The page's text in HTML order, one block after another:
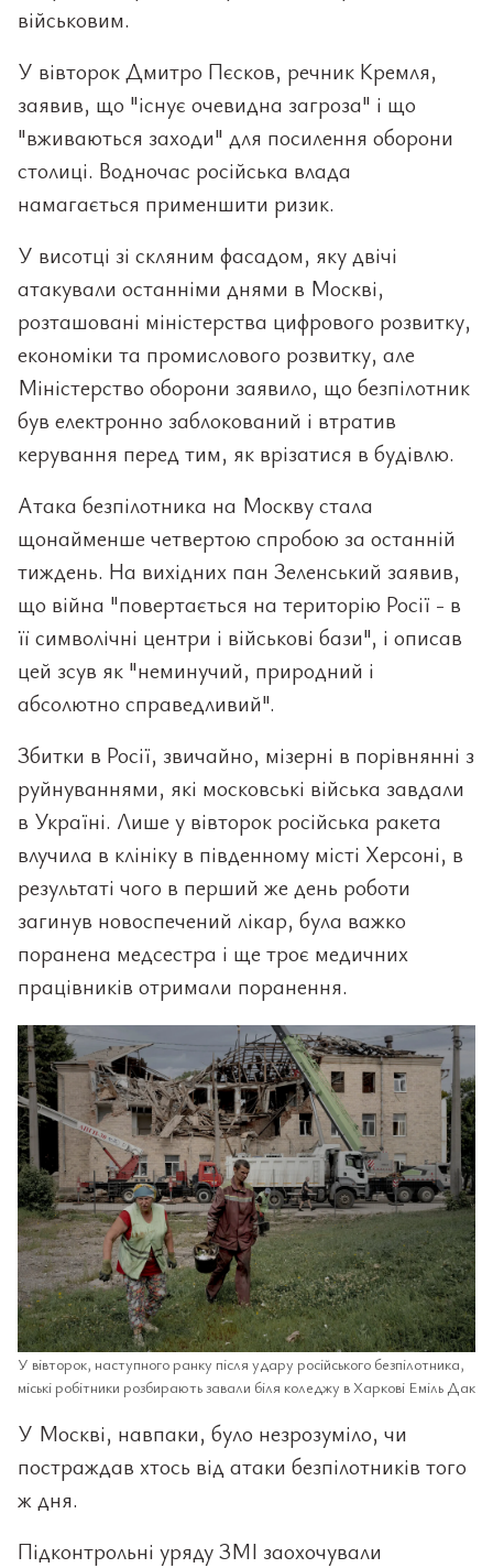
військовим.
У вівторок Дмитро Пєсков, речник Кремля,
заявив, що "існує очевидна загроза" і що
"вживаються заходи" для посилення оборони
столиці. Водночас російська влада
намагається применшити ризик.
У висотці зі скляним фасадом, яку двічі
атакували останніми днями в Москві,
розташовані міністерства цифрового розвитку,
економіки та промислового розвитку, але
Міністерство оборони заявило, що безпілотник
був електронно заблокований і втратив
керування перед тим, як врізатися в будівлю.
Атака безпілотника на Москву стала
щонайменше четвертою спробою за останній
тиждень. На вихідних пан Зеленський заявив,
що війна "повертається на територію Росії - в
її символічні центри і військові бази", і описав
цей зсув як "неминучий, природний і
абсолютно справедливий".
Збитки в Росії, звичайно, мізерні в порівнянні з
руйнуваннями, які московські війська завдали
в Україні. Лише у вівторок російська ракета
влучила в клініку в південному місті Херсоні, в
результаті чого в перший же день роботи
загинув новоспечений лікар, була важко
поранена медсестра і ще троє медичних
працівників отримали поранення.
У вівторок, наступного ранку після удару російського безпілотника,
міські робітники розбирають завали біля коледжу в Харкові Еміль Дак
У Москві, навпаки, було незрозуміло, чи
постраждав хтось від атаки безпілотників того
ж дня.
Підконтрольні уряду ЗМІ заохочували